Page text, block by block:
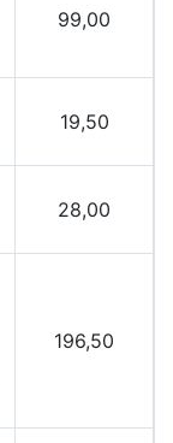
99,00
19,50
28,00
196,50